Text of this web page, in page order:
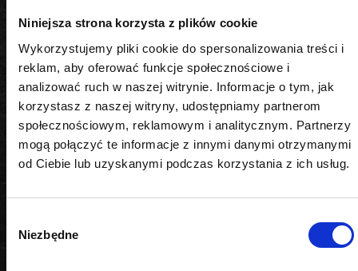
Niniejsza strona korzysta z plików cookie
Wykorzystujemy pliki cookie do spersonalizowania treści i
reklam, aby oferować funkcje społecznościowe i
analizować ruch w naszej witrynie. Informacje o tym, jak
korzystasz z naszej witryny, udostępniamy partnerom
społecznościowym, reklamowym i analitycznym. Partnerzy
mogą połączyć te informacje z innymi danymi otrzymanymi
od Ciebie lub uzyskanymi podczas korzystania z ich usług.
zgody
Niezbędne
6-kątny
Napęd
1/4"
Rozmiar
6 mm